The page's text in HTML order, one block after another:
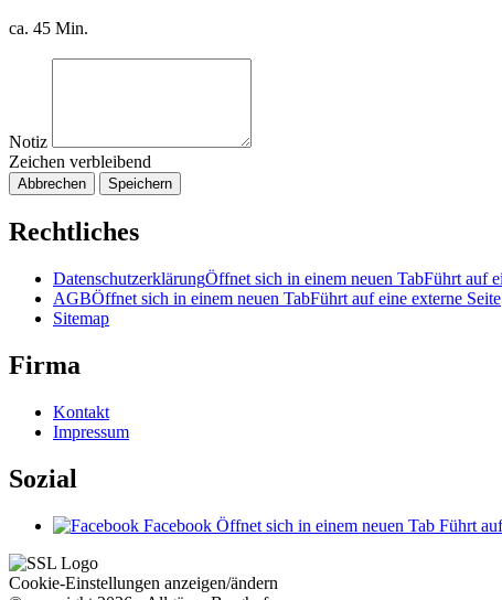
ca. 45 Min.
Notiz
Zeichen verbleibend
Abbrechen Speichern
Rechtliches
DatenschutzerklärungÖffnet sich in einem neuen TabFührt auf
AGBÖffnet sich in einem neuen TabFührt auf eine externe Seite
Sitemap
Firma
Kontakt
Impressum
Sozial
Facebook Öffnet sich in einem neuen Tab Führt
Cookie-Einstellungen anzeigen/ändern